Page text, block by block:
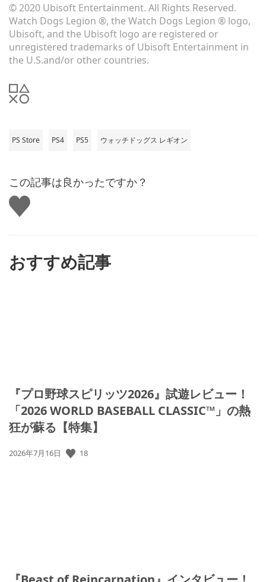
© 2020 Ubisoft Entertainment. All Rights Reserved.
Watch Dogs Legion ®, the Watch Dogs Legion ® logo,
Ubisoft, and the Ubisoft logo are registered or
unregistered trademarks of Ubisoft Entertainment in
the U.S.and/or other countries.
PS Store PS4 PS5 ウォッチドッグス レギオン
この記事は良かったですか？
い
い
おすすめ記事
『プロ野球スピリッツ2026』試遊レビュー！
「2026 WORLD BASEBALL CLASSIC™」の熱
狂が蘇る【特集】
公
2026年7月16日 18